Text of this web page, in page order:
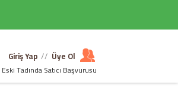
Giriş Yap // Üye Ol
Eski Tadında Satıcı Başvurusu